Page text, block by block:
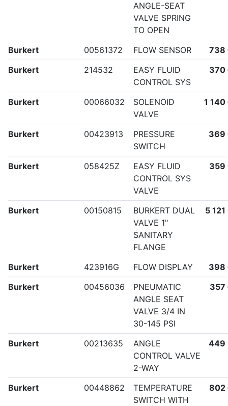
ANGLE-SEAT
VALVE SPRING
TO OPEN
Burkert 00561372 FLOW SENSOR
738
Burkert
214532
EASY FLUID
CONTROL SYS
370
Burkert 00066032
SOLENOID
VALVE
1 140
Burkert 00423913
PRESSURE
SWITCH
369
Burkert 058425Z
EASY FLUID
CONTROL SYS
VALVE
359
Burkert 00150815
BURKERT DUAL
VALVE 1"
SANITARY
FLANGE
5 121
Burkert 423916G FLOW DISPLAY
398
Burkert
00456036
PNEUMATIC
ANGLE SEAT
VALVE 3/4 IN
30-145 PSI
357
Burkert 00213635
ANGLE
CONTROL VALVE
2-WAY
449
Burkert 00448862
TEMPERATURE
SWITCH WITH
802